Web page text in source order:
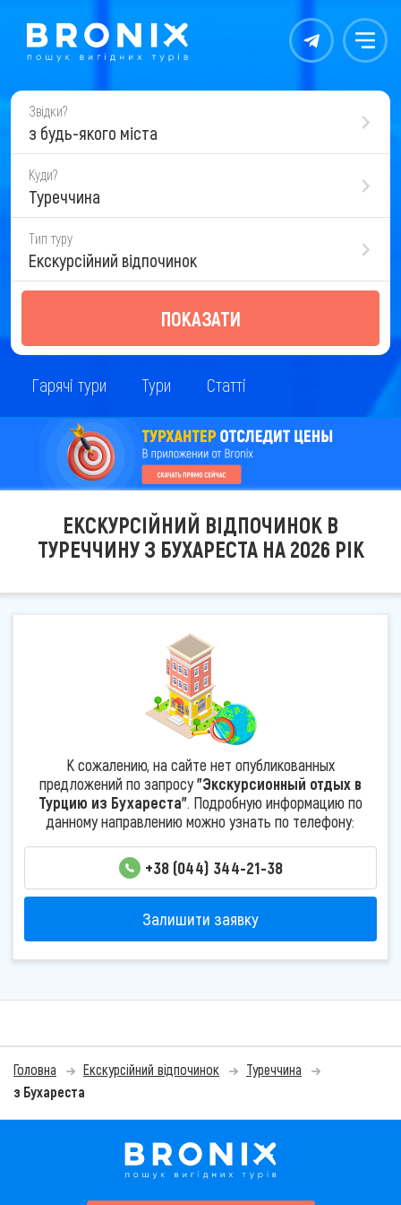
Контакты Меню
Звідки?
з будь-якого міста
Куди?
Туреччина
Тип туру
Екскурсійний відпочинок
ПОКАЗАТИ
Гарячі тури Тури Статті
ЕКСКУРСІЙНИЙ ВІДПОЧИНОК В
ТУРЕЧЧИНУ З БУХАРЕСТА НА 2026 РІК
К сожалению, на сайте нет опубликованных
предложений по запросу"Экскурсионный отдых в
Турцию из Бухареста". Подробную информацию по
данному направлению можно узнать по телефону:
+38 (044) 344-21-38
Залишити заявку
Головна Екскурсійний відпочинок
Туреччина
з Бухареста